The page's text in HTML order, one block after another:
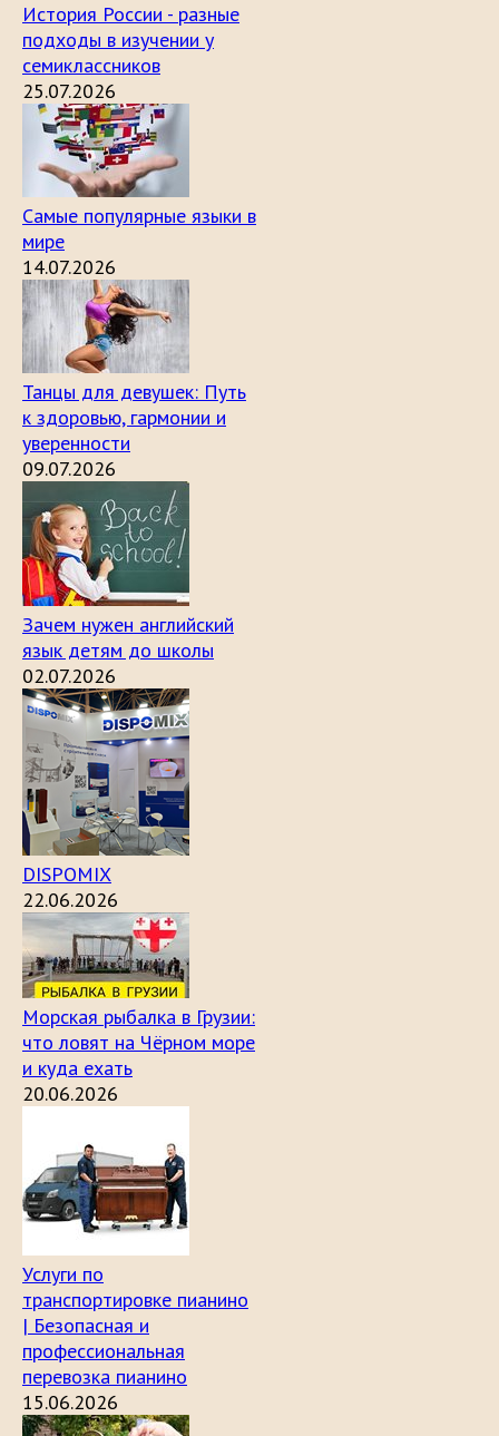
История России - разные
подходы в изучении у
семиклассников
25.07.2026
Самые популярные языки в
мире
14.07.2026
Танцы для девушек: Путь
к здоровью, гармонии и
уверенности
09.07.2026
Зачем нужен английский
язык детям до школы
02.07.2026
DISPOMIX
22.06.2026
Морская рыбалка в Грузии:
что ловят на Чёрном море
и куда ехать
20.06.2026
Услуги по
транспортировке пианино
| Безопасная и
профессиональная
перевозка пианино
15.06.2026